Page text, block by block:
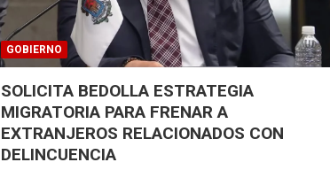
GOBIERNO
SOLICITA BEDOLLA ESTRATEGIA
MIGRATORIA PARA FRENAR A
EXTRANJEROS RELACIONADOS CON
DELINCUENCIA